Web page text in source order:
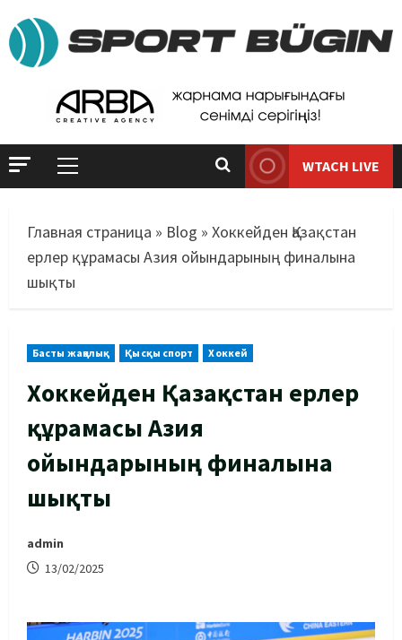
WTACH LIVE
Главная страница » Blog » Хоккейден Қазақстан
ерлер құрамасы Азия ойындарының финалына
шықты
Басты жаңалық Қысқы спорт Хоккей
Хоккейден Қазақстан ерлер
құрамасы Азия
ойындарының финалына
шықты
admin
13/02/2025